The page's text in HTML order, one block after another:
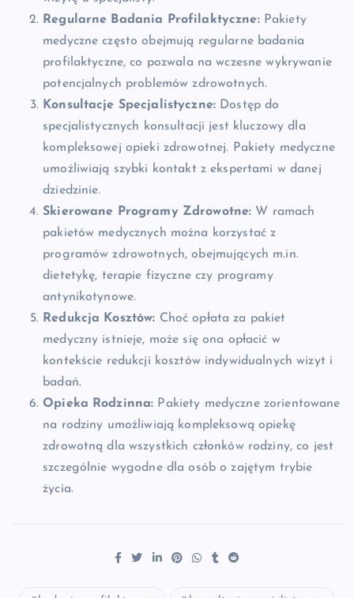
Regularne Badania Profilaktyczne:Pakiety
medyczne często obejmują regularne badania
profilaktyczne, co pozwala na wczesne wykrywanie
potencjalnych problemów zdrowotnych.
Konsultacje Specjalistyczne: Dostęp do
specjalistycznych konsultacji jest kluczowy dla
kompleksowej opieki zdrowotnej. Pakiety medyczne
umożliwiają szybki kontakt z ekspertami w danej
dziedzinie.
Skierowane Programy Zdrowotne: W ramach
pakietów medycznych można korzystać z
programów zdrowotnych, obejmujących m.in.
dietetykę, terapie fizyczne czy programy
antynikotynowe.
Redukcja Kosztów: Choć opłata za pakiet
medyczny istnieje, może się ona opłacić w
kontekście redukcji kosztów indywidualnych wizyt i
badań.
Opieka Rodzinna: Pakiety medyczne zorientowane
na rodziny umożliwiają kompleksową opiekę
zdrowotną dla wszystkich członków rodziny, co jest
szczególnie wygodne dla osób o zajętym trybie
życia.